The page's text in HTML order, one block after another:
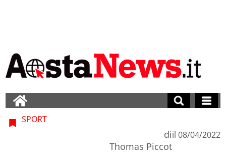
SPORT
di
Thomas Piccot
il 08/04/2022